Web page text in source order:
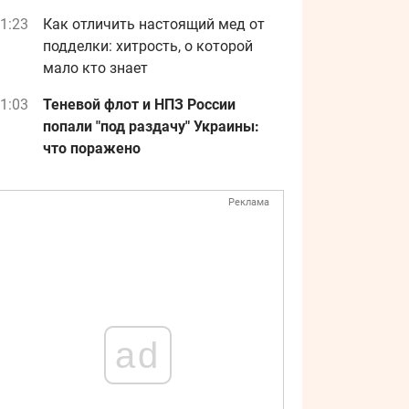
Как отличить настоящий мед от
подделки: хитрость, о которой
мало кто знает
Теневой флот и НПЗ России
попали "под раздачу" Украины:
что поражено
Реклама
ad